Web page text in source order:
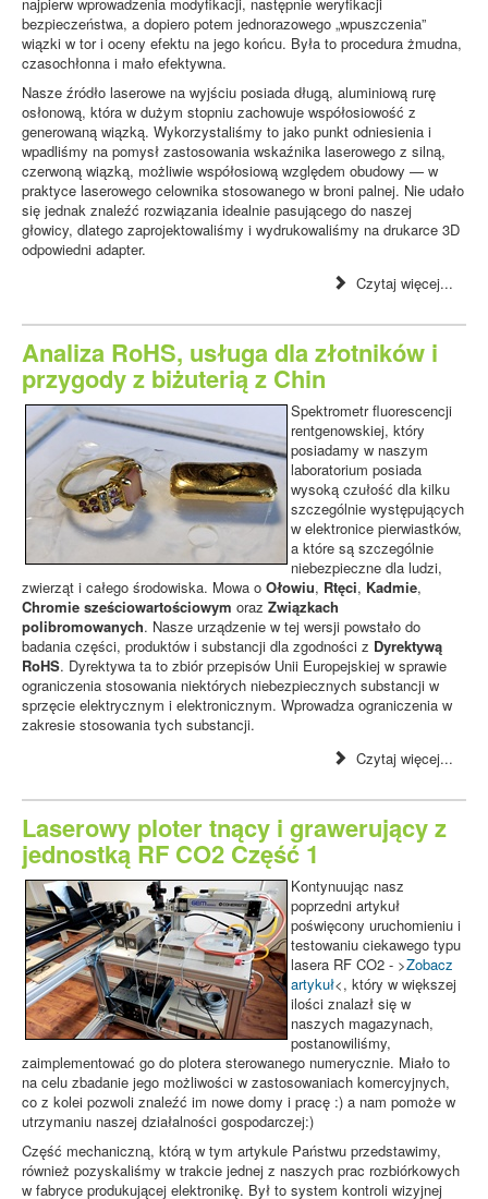
bezpieczeństwa, a dopiero potem jednorazowego „wpuszczenia”
wiązki w tor i oceny efektu na jego końcu. Była to procedura żmudna,
czasochłonna i mało efektywna.
Nasze źródło laserowe na wyjściu posiada długą, aluminiową rurę
osłonową, która w dużym stopniu zachowuje współosiowość z
generowaną wiązką. Wykorzystaliśmy to jako punkt odniesienia i
wpadliśmy na pomysł zastosowania wskaźnika laserowego z silną,
czerwoną wiązką, możliwie współosiową względem obudowy — w
praktyce laserowego celownika stosowanego w broni palnej. Nie udało
się jednak znaleźć rozwiązania idealnie pasującego do naszej
głowicy, dlatego zaprojektowaliśmy i wydrukowaliśmy na drukarce 3D
odpowiedni adapter.
Czytaj więcej...
Analiza RoHS, usługa dla złotników i
przygody z biżuterią z Chin
Spektrometr fluorescencji
rentgenowskiej, który
posiadamy w naszym
laboratorium posiada
wysoką czułość dla kilku
szczególnie występujących
w elektronice pierwiastków,
a które są szczególnie
niebezpieczne dla ludzi,
zwierząt i całego środowiska. Mowa o Ołowiu, Rtęci, Kadmie,
Chromie sześciowartościowym oraz Związkach
polibromowanych. Nasze urządzenie w tej wersji powstało do
badania części, produktów i substancji dla zgodności z Dyrektywą
RoHS. Dyrektywa ta to zbiór przepisów Unii Europejskiej w sprawie
ograniczenia stosowania niektórych niebezpiecznych substancji w
sprzęcie elektrycznym i elektronicznym. Wprowadza ograniczenia w
zakresie stosowania tych substancji.
Czytaj więcej...
Laserowy ploter tnący i grawerujący z
jednostką RF CO2 Część 1
Kontynuując nasz
poprzedni artykuł
poświęcony uruchomieniu i
testowaniu ciekawego typu
lasera RF CO2 - >Zobacz
artykuł<, który w większej
ilości znalazł się w
naszych magazynach,
postanowiliśmy,
zaimplementować go do plotera sterowanego numerycznie. Miało to
na celu zbadanie jego możliwości w zastosowaniach komercyjnych,
co z kolei pozwoli znaleźć im nowe domy i pracę :) a nam pomoże w
utrzymaniu naszej działalności gospodarczej:)
Część mechaniczną, którą w tym artykule Państwu przedstawimy,
również pozyskaliśmy w trakcie jednej z naszych prac rozbiórkowych
w fabryce produkującej elektronikę. Był to system kontroli wizyjnej